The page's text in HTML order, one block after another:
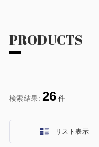
PRODUCTS
検索結果: 26 件
リスト表示